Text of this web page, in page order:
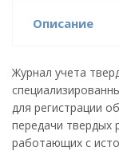
Описание
Журнал учета
для регистрации
передачи твердых
работающих с